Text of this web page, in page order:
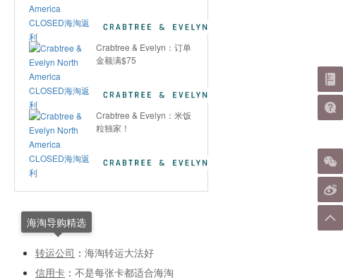
Crabtree & Evelyn：订单
金额满$75
Crabtree & Evelyn：米饭
粒独家！
海淘导购精选
转运公司 ： 海淘转运大法好
信用卡 ： 不是每张卡都适合海淘